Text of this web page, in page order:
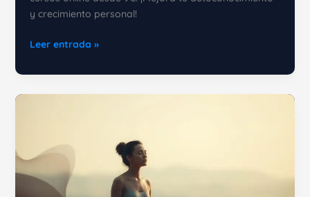
y crecimiento personal!
Inteligencia
Un
Camino
Personal
Leer entrada »